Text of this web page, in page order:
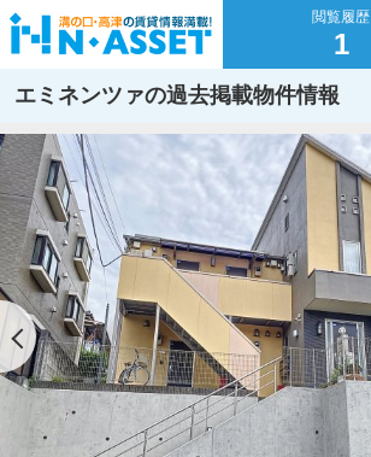
閲覧履歴
1
エミネンツァの過去掲載物件情報